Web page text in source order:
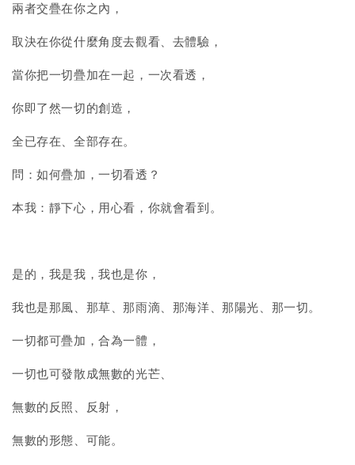
兩者交疊在你之內，
取決在你從什麼角度去觀看、去體驗，
當你把一切疊加在一起，一次看透，
你即了然一切的創造，
全已存在、全部存在。
問：如何疊加，一切看透？
本我：靜下心，用心看，你就會看到。
是的，我是我，我也是你，
我也是那風、那草、那雨滴、那海洋、那陽光、那一切。
一切都可疊加，合為一體，
一切也可發散成無數的光芒、
無數的反照、反射，
無數的形態、可能。